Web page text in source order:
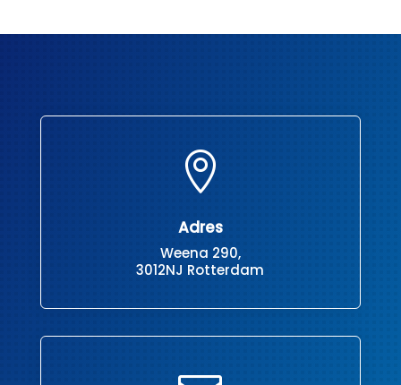

Adres
Weena 290,
3012NJ Rotterdam